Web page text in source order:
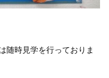
随時見学を行っておりま